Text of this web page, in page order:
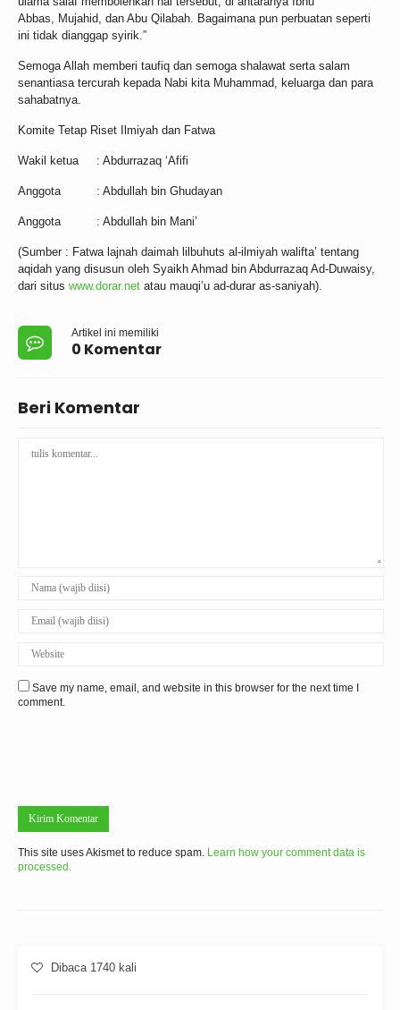
Abbas, Mujahid, dan Abu Qilabah. Bagaimana pun perbuatan seperti
ini tidak dianggap syirik.”
Semoga Allah memberi taufiq dan semoga shalawat serta salam
senantiasa tercurah kepada Nabi kita Muhammad, keluarga dan para
sahabatnya.
Komite Tetap Riset Ilmiyah dan Fatwa
Wakil ketua : Abdurrazaq ‘Afifi
Anggota : Abdullah bin Ghudayan
Anggota : Abdullah bin Mani’
(Sumber : Fatwa lajnah daimah lilbuhuts al-ilmiyah walifta’ tentang
aqidah yang disusun oleh Syaikh Ahmad bin Abdurrazaq Ad-Duwaisy,
dari situs www.dorar.net atau mauqi’u ad-durar as-saniyah).
Artikel ini memiliki
0 Komentar
Beri Komentar
Save my name, email, and website in this browser for the next time I
comment.
This site uses Akismet to reduce spam. Learn how your comment data is
processed.
Dibaca 1740 kali